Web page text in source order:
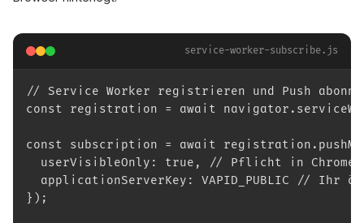
service-worker-subscribe.js
// Service Worker registrieren und Push
const registration = await
const subscription = await
userVisibleOnly: true, // Pflicht in Chrome
applicationServerKey: VAPID_PUBLIC // Ihr
});